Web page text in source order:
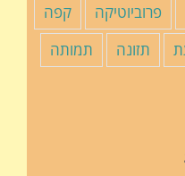
פרוביוטיקה
קפה
תזונה תמותה